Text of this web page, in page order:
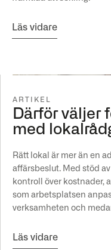
Läs vidare
ARTIKEL
Därför väljer
med
Rätt lokal är mer än en
affärsbeslut. Med stöd
kontroll över kostnader,
som arbetsplatsen
verksamheten och
Läs vidare